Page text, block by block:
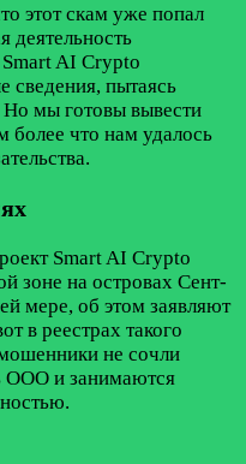
этот скам уже попал
деятельность
AI Crypto
сведения, пытаясь
мы готовы вывести
более что нам удалось
Smart AI Crypto
зоне на островах Сент-
мере, об этом заявляют
в реестрах такого
не сочли
ООО и занимаются